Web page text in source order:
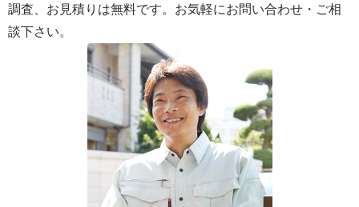
調査、お見積りは無料です。お気軽にお問い合わせ・ご相
談下さい。